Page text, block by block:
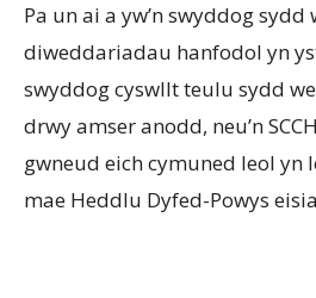
Pa un ai a yw’n swyddog
diweddariadau hanfodol yn
swyddog cyswllt teulu sydd
drwy amser anodd, neu’n
gwneud eich cymuned leol yn
mae Heddlu Dyfed-Powys